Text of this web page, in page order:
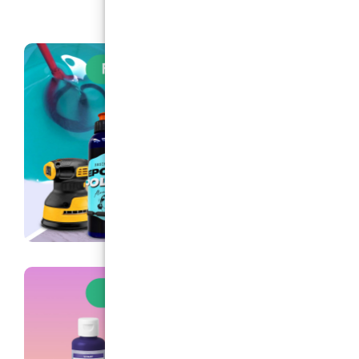
poids ou en volume, pour un produit comme une
coat. Cela indique que le produit contient une forte
matériaux utiles qui resteront sur la surface après
solvant. Pourquoi est-ce important ? Haut contenu
pertes : Une plus grande proportion de solides
du produit contribue effectivement au revêtement
pertes dues à l’évaporation. Plus d’épaisseur par
obtient un revêtement plus épais avec moins de
d’économiser du temps et du produit.
revêtements avec un contenu solide élevé offrent
meilleure durabilité, une résistance chimique accrue
protectrices supérieures. Comparaison : Les
à haute performance Télécharger le catalogue
d'Application Préparation de surface – Rincer le sel
solubles à l’eau. – Enlever graisses et huiles avec
appropriés. – La surface en béton doit être